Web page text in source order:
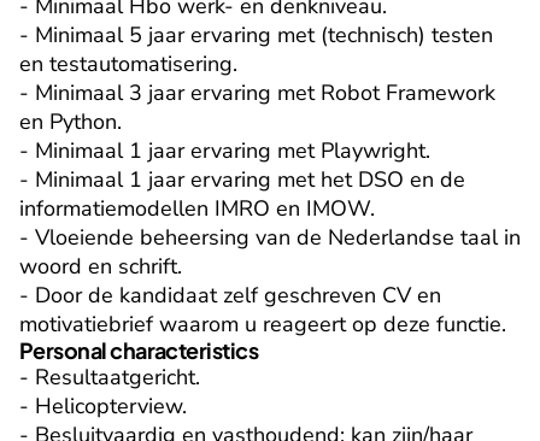
- Minimaal Hbo werk- en denkniveau.
- Minimaal 5 jaar ervaring met (technisch) testen
en testautomatisering.
- Minimaal 3 jaar ervaring met Robot Framework
en Python.
- Minimaal 1 jaar ervaring met Playwright.
- Minimaal 1 jaar ervaring met het DSO en de
informatiemodellen IMRO en IMOW.
- Vloeiende beheersing van de Nederlandse taal in
woord en schrift.
- Door de kandidaat zelf geschreven CV en
motivatiebrief waarom u reageert op deze functie.
Personal characteristics
- Resultaatgericht.
- Helicopterview.
- Besluitvaardig en vasthoudend; kan zijn/haar